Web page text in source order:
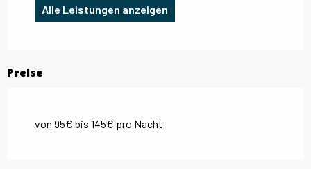
Alle Leistungen anzeigen
Preise
von 95€ bis 145€ pro Nacht